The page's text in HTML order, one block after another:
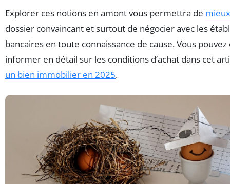
Explorer ces notions en amont vous permettra de
dossier convaincant et surtout de négocier avec les
bancaires en toute connaissance de cause. Vous
informer en détail sur les conditions d’achat dans cet
un bien immobilier en 2025.